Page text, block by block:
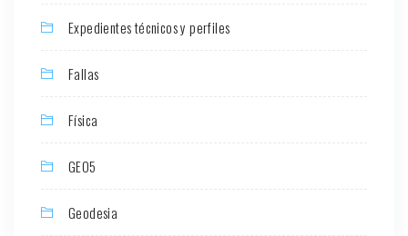
Expedientes técnicos y perfiles
Fallas
Física
GEO5
Geodesia